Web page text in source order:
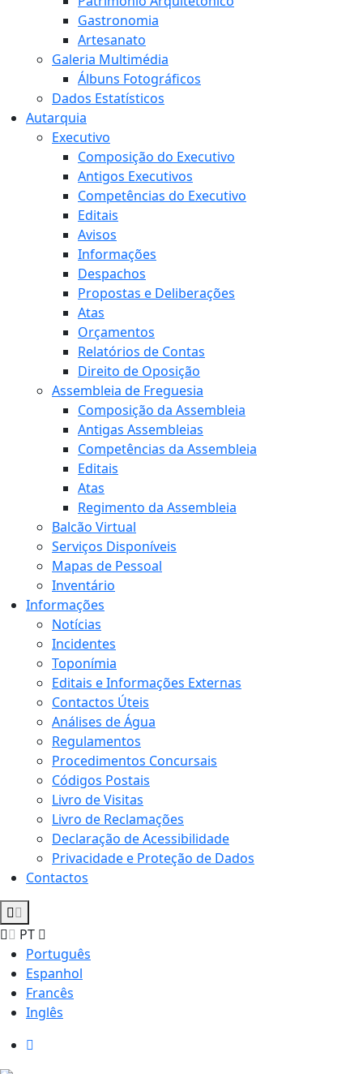
Gastronomia
Artesanato
Galeria Multimédia
Álbuns Fotográficos
Dados Estatísticos
Autarquia
Executivo
Composição do Executivo
Antigos Executivos
Competências do Executivo
Editais
Avisos
Informações
Despachos
Propostas e Deliberações
Atas
Orçamentos
Relatórios de Contas
Direito de Oposição
Assembleia de Freguesia
Composição da Assembleia
Antigas Assembleias
Competências da Assembleia
Editais
Atas
Regimento da Assembleia
Balcão Virtual
Serviços Disponíveis
Mapas de Pessoal
Inventário
Informações
Notícias
Incidentes
Toponímia
Editais e Informações Externas
Contactos Úteis
Análises de Água
Regulamentos
Procedimentos Concursais
Códigos Postais
Livro de Visitas
Livro de Reclamações
Declaração de Acessibilidade
Privacidade e Proteção de Dados
Contactos
PT
Português
Espanhol
Francês
Inglês